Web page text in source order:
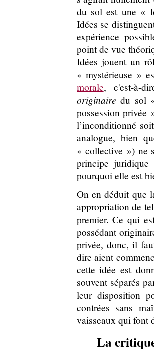
du sol est une «
Idées se
expérience
point de vue
Idées jouent un
« mystérieuse »
morale, c'est-à-
originaire du sol
possession privée
l’inconditionné
analogue, bien
« collective ») ne
principe
pourquoi elle est
On en déduit que
appropriation de
premier. Ce qui
possédant
privée, donc, il
dire aient
cette idée est
souvent séparés
leur disposition
contrées sans
vaisseaux qui font
La